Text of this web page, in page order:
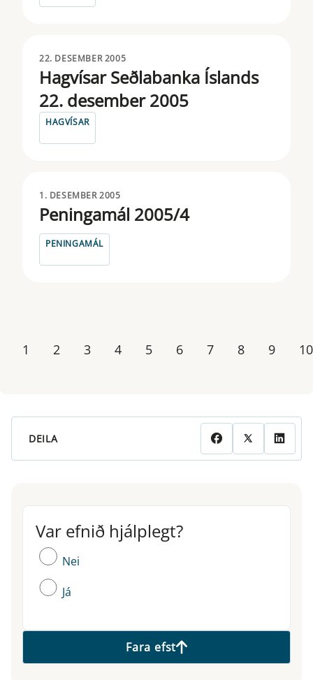
22. DESEMBER 2005
Hagvísar Seðlabanka Íslands
22. desember 2005
HAGVÍSAR
1. DESEMBER 2005
Peningamál 2005/4
PENINGAMÁL
1 2 3 4 5 6 7 8 9 10
DEILA
Var efnið hjálplegt?
Var efnið hjálplegt?
Nei
Já
Fara efst